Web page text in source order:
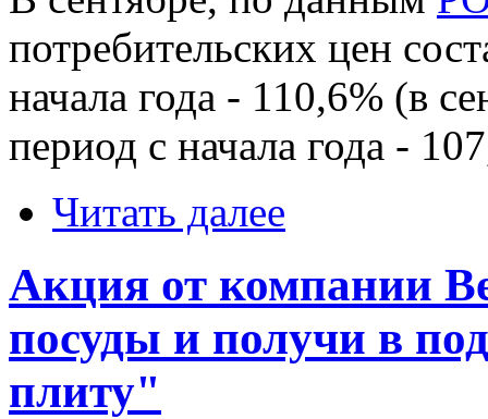
потребительских цен
начала года - 110,6% (в
период с начала года -
Читать далее
Акция от компании
посуды и получи в
плиту"